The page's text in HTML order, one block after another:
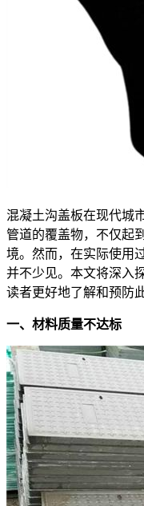
混凝土沟盖板在现代城
管道的覆盖物，不仅起
境。然而，在实际使用
并不少见。本文将深入
读者更好地了解和预防
一、材料质量不达标